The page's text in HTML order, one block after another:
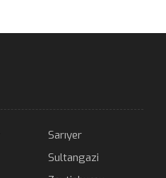
Sarıyer
Sultangazi